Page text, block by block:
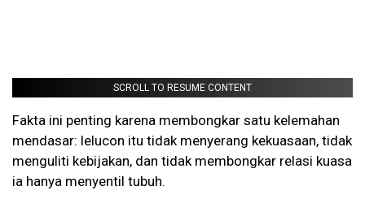
SCROLL TO RESUME CONTENT
Fakta ini penting karena membongkar satu kelemahan
mendasar: lelucon itu tidak menyerang kekuasaan, tidak
menguliti kebijakan, dan tidak membongkar relasi kuasa
ia hanya menyentil tubuh.